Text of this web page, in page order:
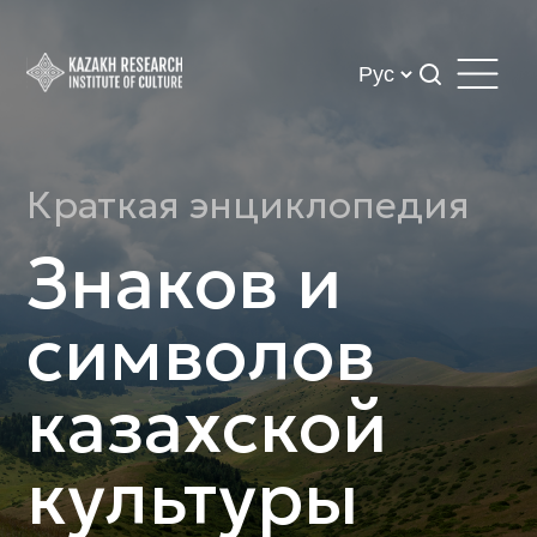
Краткая энциклопедия
Знаков и
символов
казахской
культуры